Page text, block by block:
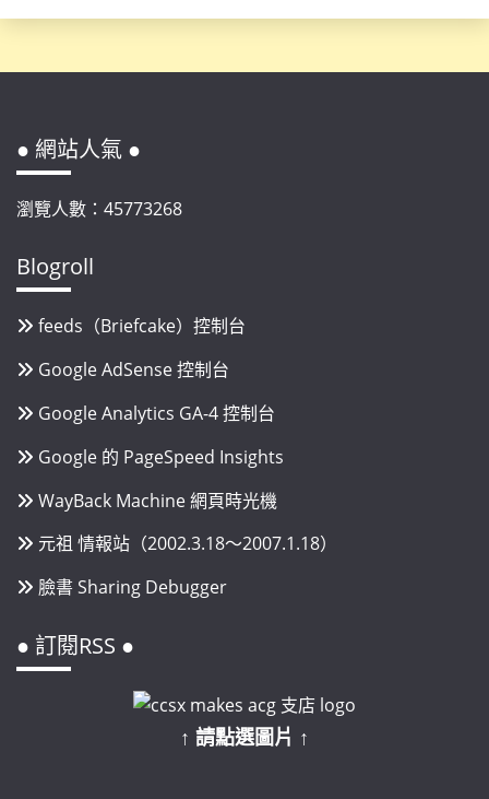
● 網站人氣 ●
瀏覽人數：45773268
Blogroll
feeds（Briefcake）控制台
Google AdSense 控制台
Google Analytics GA-4 控制台
Google 的 PageSpeed Insights
WayBack Machine 網頁時光機
元祖 情報站（2002.3.18～2007.1.18）
臉書 Sharing Debugger
● 訂閱RSS ●
↑ 請點選圖片 ↑